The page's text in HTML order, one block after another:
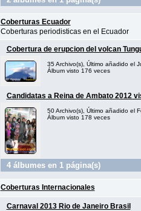
Coberturas Ecuador
Coberturas periodisticas en el Ecuador
Cobertura de erupcion del volcan
35 Archivo(s), Último añadido el
Álbum visto 176 veces
Candidatas a Reina de Ambato 2012
50 Archivo(s), Último añadido el
Álbum visto 178 veces
4 álbumes en 1 página(s)
Coberturas Internacionales
Carnaval 2013 Rio de Janeiro Brasil